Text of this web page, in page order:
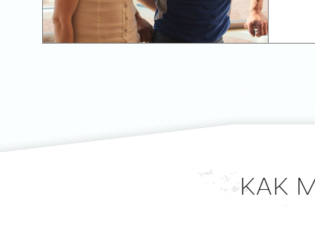
КАК